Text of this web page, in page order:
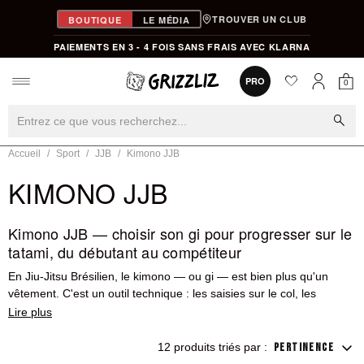
BOUTIQUE LE MÉDIA TROUVER UN CLUB
PAIEMENTS EN 3 - 4 FOIS SANS FRAIS AVEC KLARNA
PRO favorite0
0
search
Accueil Sport JJB Kimono JJB
KIMONO JJB
Kimono JJB — choisir son gi pour progresser sur le
tatami, du débutant au compétiteur
En Jiu-Jitsu Brésilien, le kimono — ou gi — est bien plus qu'un
vêtement. C'est un outil technique : les saisies sur le col, les
manches et le pantalon constituent un langage à part entière du
sa forme après des dizaines de lavages, et offrir une coupe qui ne
12 produits triés par : PERTINENCE